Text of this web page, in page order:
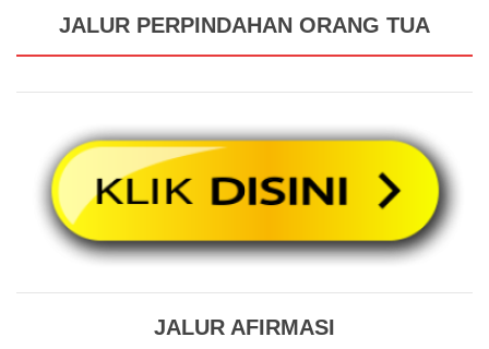
JALUR PERPINDAHAN ORANG TUA
JALUR AFIRMASI